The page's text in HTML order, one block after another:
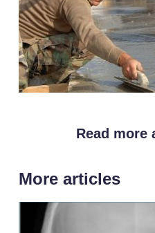
Read more
More articles